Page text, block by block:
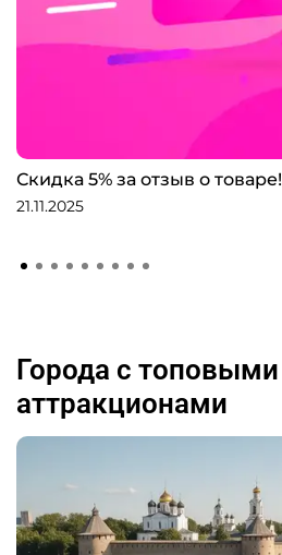
Скидка 5% за отзыв о товаре!
21.11.2025
Города с топовыми
аттракционами